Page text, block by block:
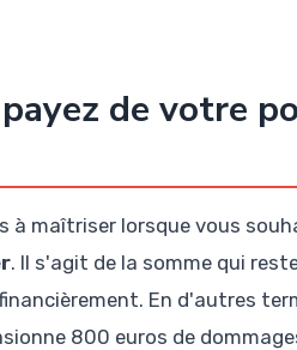
de votre
à maîtriser lorsque vous
. Il s'agit de la somme qui
En d'autres
800 euros de